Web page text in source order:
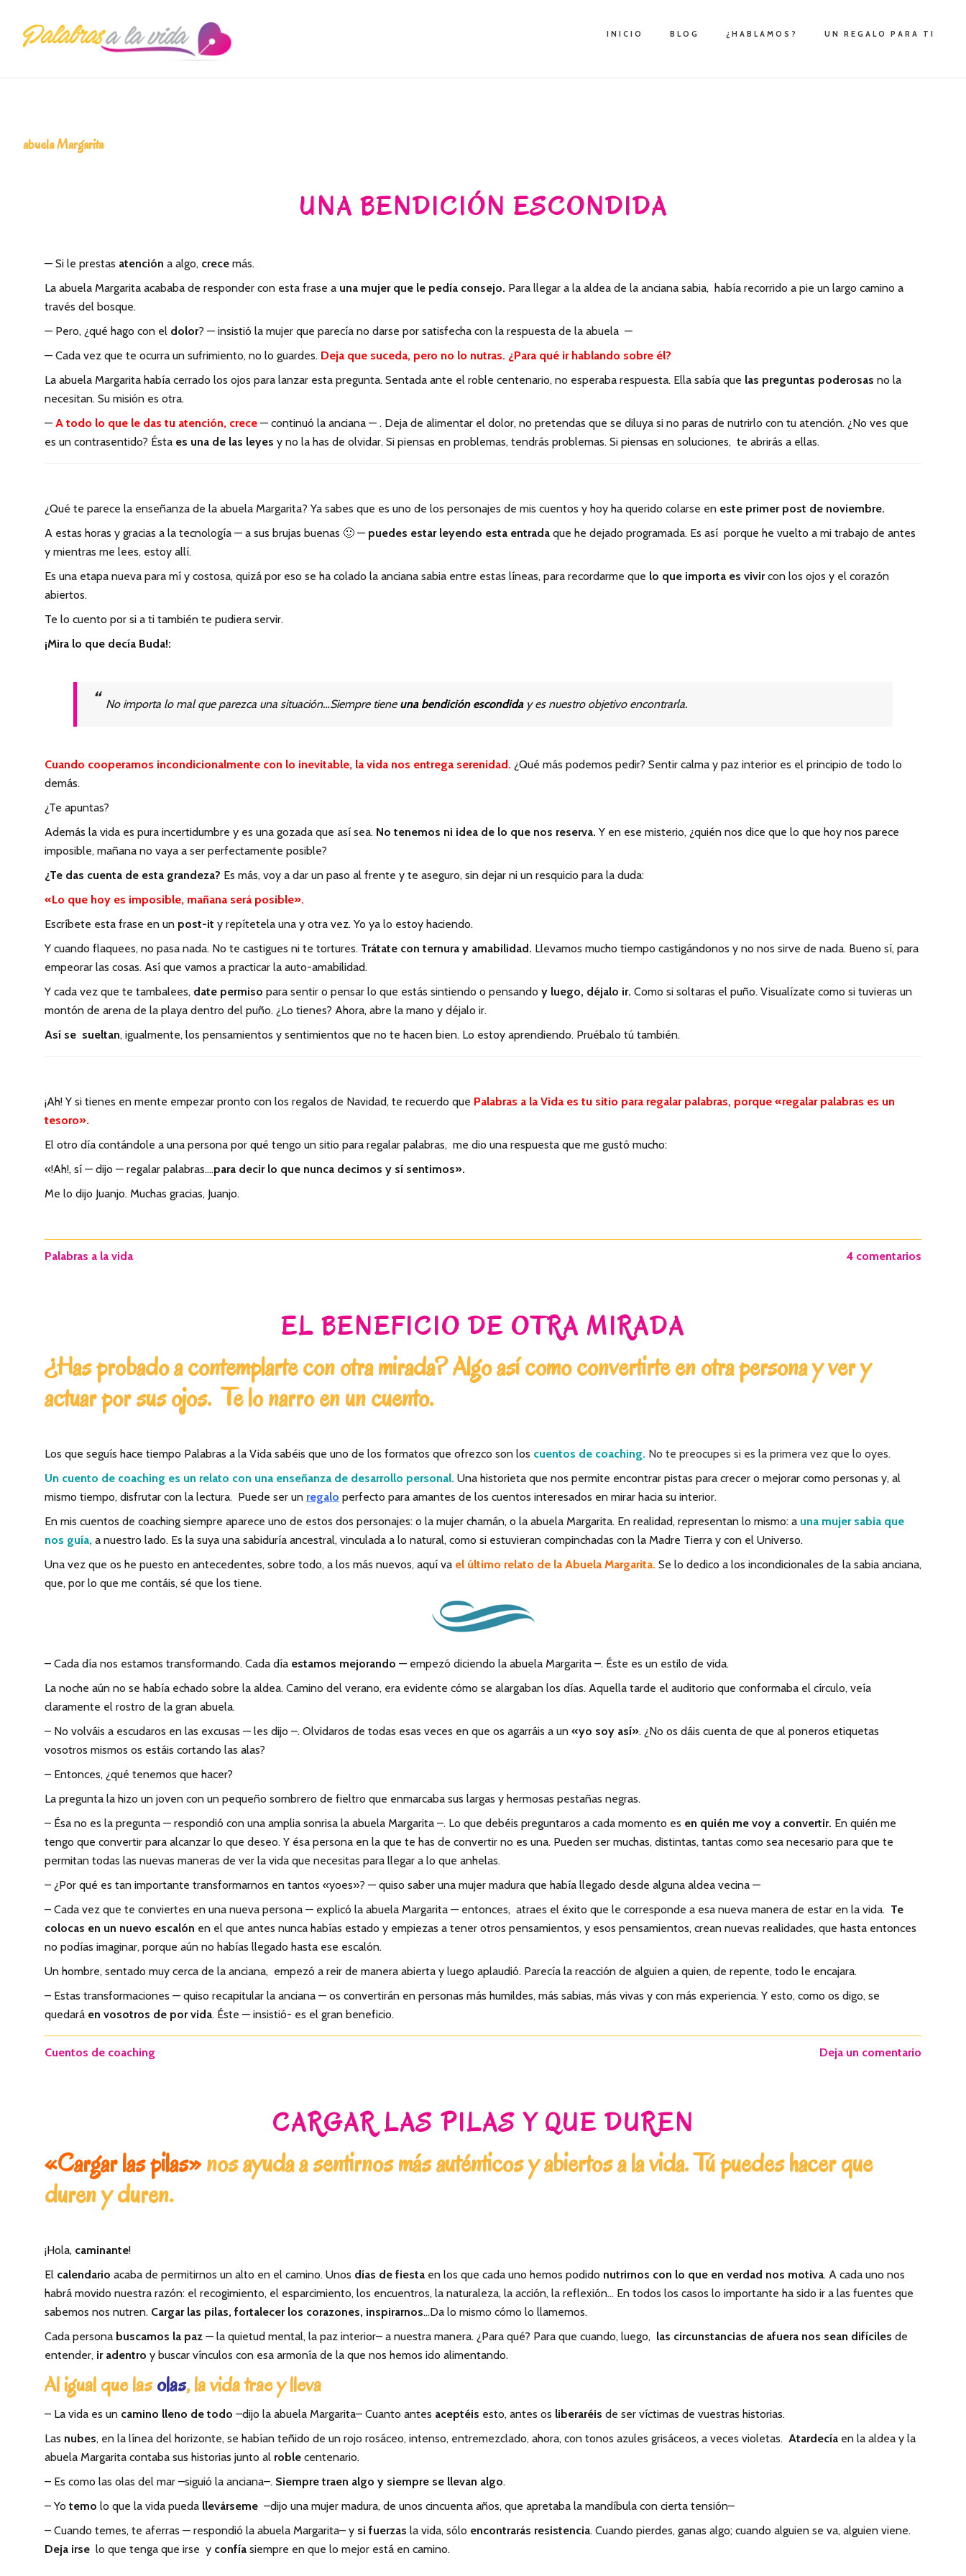
contenido
INICIO BLOG ¿HABLAMOS? UN REGALO PARA TI
abuela Margarita
UNA BENDICIÓN ESCONDIDA
— Si le prestas atención a algo, crece más.
La abuela Margarita acababa de responder con esta frase a una mujer que le pedía consejo. Para llegar a la aldea de la anciana sabia, había recorrido a pie un largo camino a
través del bosque.
— Pero, ¿qué hago con el dolor? — insistió la mujer que parecía no darse por satisfecha con la respuesta de la abuela —
— Cada vez que te ocurra un sufrimiento, no lo guardes. Deja que suceda, pero no lo nutras. ¿Para qué ir hablando sobre él?
La abuela Margarita había cerrado los ojos para lanzar esta pregunta. Sentada ante el roble centenario, no esperaba respuesta. Ella sabía que las preguntas poderosas no la
necesitan. Su misión es otra.
— A todo lo que le das tu atención, crece — continuó la anciana — . Deja de alimentar el dolor, no pretendas que se diluya si no paras de nutrirlo con tu atención. ¿No ves que
es un contrasentido? Ésta es una de las leyes y no la has de olvidar. Si piensas en problemas, tendrás problemas. Si piensas en soluciones, te abrirás a ellas.
¿Qué te parece la enseñanza de la abuela Margarita? Ya sabes que es uno de los personajes de mis cuentos y hoy ha querido colarse en este primer post de noviembre.
A estas horas y gracias a la tecnología — a sus brujas buenas 🙂 — puedes estar leyendo esta entrada que he dejado programada. Es así porque he vuelto a mi trabajo de antes
y mientras me lees, estoy allí.
Es una etapa nueva para mí y costosa, quizá por eso se ha colado la anciana sabia entre estas líneas, para recordarme que lo que importa es vivircon los ojos y el corazón
abiertos.
Te lo cuento por si a ti también te pudiera servir.
¡Mira lo que decía Buda!:
No importa lo mal que parezca una situación…Siempre tiene una bendición escondiday es nuestro objetivo encontrarla.
Cuando cooperamos incondicionalmente con lo inevitable, la vida nos entrega serenidad. ¿Qué más podemos pedir? Sentir calma y paz interior es el principio de todo lo
demás.
¿Te apuntas?
Además la vida es pura incertidumbre y es una gozada que así sea. No tenemos ni idea de lo que nos reserva. Y en ese misterio, ¿quién nos dice que lo que hoy nos parece
imposible, mañana no vaya a ser perfectamente posible?
¿Te das cuenta de esta grandeza? Es más, voy a dar un paso al frente y te aseguro, sin dejar ni un resquicio para la duda:
«Lo que hoy es imposible, mañana será posible».
Escríbete esta frase en un post-it y repítetela una y otra vez. Yo ya lo estoy haciendo.
Y cuando flaquees, no pasa nada. No te castigues ni te tortures. Trátate con ternura y amabilidad. Llevamos mucho tiempo castigándonos y no nos sirve de nada. Bueno sí, para
empeorar las cosas. Así que vamos a practicar la auto-amabilidad.
Y cada vez que te tambalees, date permiso para sentir o pensar lo que estás sintiendo o pensando y luego, déjalo ir. Como si soltaras el puño. Visualízate como si tuvieras un
montón de arena de la playa dentro del puño. ¿Lo tienes? Ahora, abre la mano y déjalo ir.
Así se sueltan, igualmente, los pensamientos y sentimientos que no te hacen bien. Lo estoy aprendiendo. Pruébalo tú también.
¡Ah! Y si tienes en mente empezar pronto con los regalos de Navidad, te recuerdo que Palabras a la Vida es tu sitio para regalar palabras, porque «regalar palabras es un
tesoro».
El otro día contándole a una persona por qué tengo un sitio para regalar palabras, me dio una respuesta que me gustó mucho:
«!Ah!, sí — dijo — regalar palabras….para decir lo que nunca decimos y sí sentimos».
Me lo dijo Juanjo. Muchas gracias, Juanjo.
Palabras a la vida 4 comentarios
EL BENEFICIO DE OTRA MIRADA
¿Has probado a contemplarte con otra mirada? Algo así como convertirte en otra persona y ver y
actuar por sus ojos. Te lo narro en un cuento.
Los que seguís hace tiempo Palabras a la Vida sabéis que uno de los formatos que ofrezco son los cuentos de coaching. No te preocupes si es la primera vez que lo oyes.
Un cuento de coaching es un relato con una enseñanza de desarrollo personal. Una historieta que nos permite encontrar pistas para crecer o mejorar como personas y, al
mismo tiempo, disfrutar con la lectura. Puede ser un regalo perfecto para amantes de los cuentos interesados en mirar hacia su interior.
En mis cuentos de coaching siempre aparece uno de estos dos personajes: o la mujer chamán, o la abuela Margarita. En realidad, representan lo mismo: a una mujer sabia que
nos guía, a nuestro lado. Es la suya una sabiduría ancestral, vinculada a lo natural, como si estuvieran compinchadas con la Madre Tierra y con el Universo.
Una vez que os he puesto en antecedentes, sobre todo, a los más nuevos, aquí va el último relato de la Abuela Margarita. Se lo dedico a los incondicionales de la sabia anciana,
que, por lo que me contáis, sé que los tiene.
– Cada día nos estamos transformando. Cada día estamos mejorando — empezó diciendo la abuela Margarita –. Éste es un estilo de vida.
La noche aún no se había echado sobre la aldea. Camino del verano, era evidente cómo se alargaban los días. Aquella tarde el auditorio que conformaba el círculo, veía
claramente el rostro de la gran abuela.
– No volváis a escudaros en las excusas — les dijo –. Olvidaros de todas esas veces en que os agarráis a un «yo soy así». ¿No os dáis cuenta de que al poneros etiquetas
vosotros mismos os estáis cortando las alas?
– Entonces, ¿qué tenemos que hacer?
La pregunta la hizo un joven con un pequeño sombrero de fieltro que enmarcaba sus largas y hermosas pestañas negras.
– Ésa no es la pregunta — respondió con una amplia sonrisa la abuela Margarita –. Lo que debéis preguntaros a cada momento es en quién me voy a convertir. En quién me
tengo que convertir para alcanzar lo que deseo. Y ésa persona en la que te has de convertir no es una. Pueden ser muchas, distintas, tantas como sea necesario para que te
permitan todas las nuevas maneras de ver la vida que necesitas para llegar a lo que anhelas.
– ¿Por qué es tan importante transformarnos en tantos «yoes»? — quiso saber una mujer madura que había llegado desde alguna aldea vecina —
– Cada vez que te conviertes en una nueva persona — explicó la abuela Margarita — entonces, atraes el éxito que le corresponde a esa nueva manera de estar en la vida. Te
colocas en un nuevo escalón en el que antes nunca habías estado y empiezas a tener otros pensamientos, y esos pensamientos, crean nuevas realidades, que hasta entonces
no podías imaginar, porque aún no habías llegado hasta ese escalón.
Un hombre, sentado muy cerca de la anciana, empezó a reir de manera abierta y luego aplaudió. Parecía la reacción de alguien a quien, de repente, todo le encajara.
– Estas transformaciones — quiso recapitular la anciana — os convertirán en personas más humildes, más sabias, más vivas y con más experiencia. Y esto, como os digo, se
quedará en vosotros de por vida. Éste — insistió- es el gran beneficio.
Cuentos de coaching Deja un comentario
CARGAR LAS PILAS Y QUE DUREN
«Cargar las pilas»nos ayuda a sentirnos más auténticos y abiertos a la vida. Tú puedes hacer que
duren y duren.
¡Hola, caminante!
El calendario acaba de permitirnos un alto en el camino. Unos días de fiesta en los que cada uno hemos podido nutrirnos con lo que en verdad nos motiva. A cada uno nos
habrá movido nuestra razón: el recogimiento, el esparcimiento, los encuentros, la naturaleza, la acción, la reflexión… En todos los casos lo importante ha sido ir a las fuentes que
sabemos nos nutren. Cargar las pilas, fortalecer los corazones, inspirarnos…Da lo mismo cómo lo llamemos.
Cada persona buscamos la paz — la quietud mental, la paz interior– a nuestra manera. ¿Para qué? Para que cuando, luego, las circunstancias de afuera nos sean difíciles de
entender, ir adentro y buscar vínculos con esa armonía de la que nos hemos ido alimentando.
Al igual que lasolas, la vida trae y lleva
– La vida es un camino lleno de todo –dijo la abuela Margarita– Cuanto antes aceptéis esto, antes os liberaréis de ser víctimas de vuestras historias.
Las nubes, en la línea del horizonte, se habían teñido de un rojo rosáceo, intenso, entremezclado, ahora, con tonos azules grisáceos, a veces violetas. Atardecía en la aldea y la
abuela Margarita contaba sus historias junto al roble centenario.
– Es como las olas del mar –siguió la anciana–. Siempre traen algo y siempre se llevan algo.
– Yo temo lo que la vida pueda llevárseme –dijo una mujer madura, de unos cincuenta años, que apretaba la mandíbula con cierta tensión–
– Cuando temes, te aferras — respondió la abuela Margarita– y si fuerzas la vida, sólo encontrarás resistencia. Cuando pierdes, ganas algo; cuando alguien se va, alguien viene.
Deja irse lo que tenga que irse y confía siempre en que lo mejor está en camino.